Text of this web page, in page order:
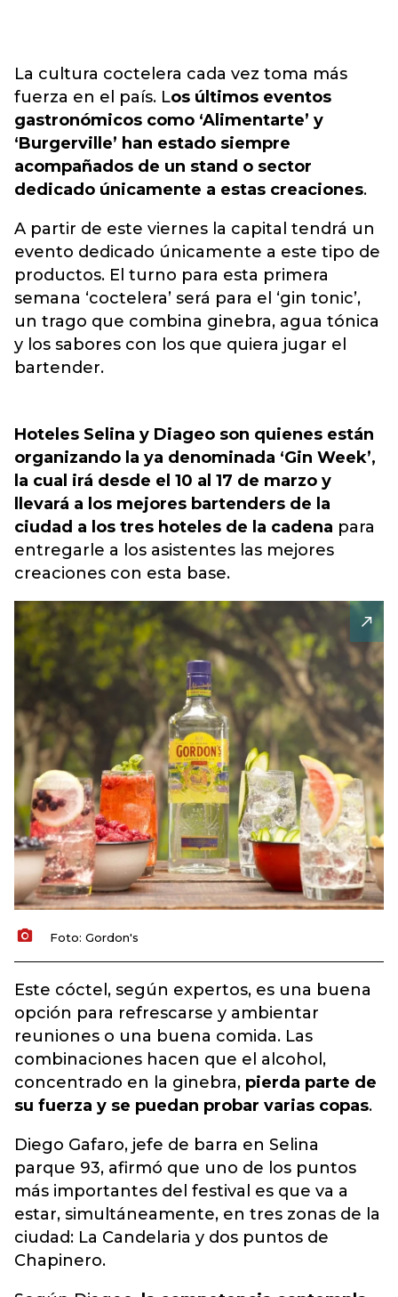
La cultura coctelera cada vez toma más
fuerza en el país. Los últimos eventos
gastronómicos como ‘Alimentarte’ y
‘Burgerville’ han estado siempre
acompañados de un stand o sector
dedicado únicamente a estas creaciones.
A partir de este viernes la capital tendrá un
evento dedicado únicamente a este tipo de
productos. El turno para esta primera
semana ‘coctelera’ será para el ‘gin tonic’,
un trago que combina ginebra, agua tónica
y los sabores con los que quiera jugar el
bartender.
Hoteles Selina y Diageo son quienes están
organizando la ya denominada ‘Gin Week’,
la cual irá desde el 10 al 17 de marzo y
llevará a los mejores bartenders de la
ciudad a los tres hoteles de la cadena para
entregarle a los asistentes las mejores
creaciones con esta base.
Foto: Gordon's
Este cóctel, según expertos, es una buena
opción para refrescarse y ambientar
reuniones o una buena comida. Las
combinaciones hacen que el alcohol,
concentrado en la ginebra, pierda parte de
su fuerza y se puedan probar varias copas.
Diego Gafaro, jefe de barra en Selina
parque 93, afirmó que uno de los puntos
más importantes del festival es que va a
estar, simultáneamente, en tres zonas de la
ciudad: La Candelaria y dos puntos de
Chapinero.